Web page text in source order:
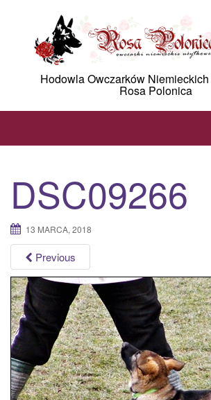
Hodowla Owczarków
Rosa Polonica
DSC09266
13 MARCA, 2018
Previous